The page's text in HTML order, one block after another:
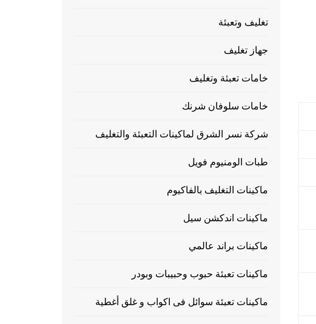
تغليف وتعبئة
جهاز تغليف
خامات تعبئة وتغليف
خامات سلوفان شرنك
شركة نسر الشرق لماكينات التعبئة والتغليف
طبات الومنيوم فويل
ماكينات التغليف بالفاكيوم
ماكينات اندكشن سيل
ماكينات براند عالمي
ماكينات تعبئة حبوب وحبيبات وبودر
ماكينات تعبئة سوائل فى اكواب و غلق أغطية